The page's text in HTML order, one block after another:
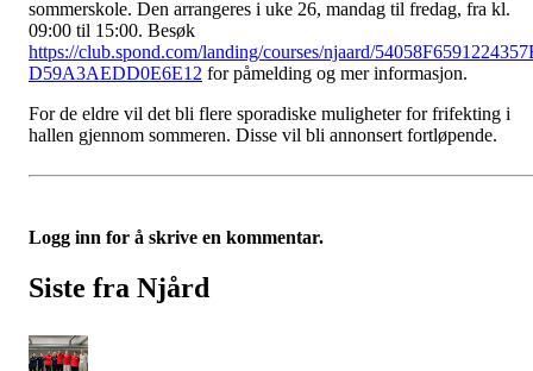
sommerskole. Den arrangeres i uke 26, mandag til fredag, fra kl.
09:00 til 15:00. Besøk
https://club.spond.com/landing/courses/njaard/
D59A3AEDD0E6E12 for påmelding og mer informasjon.
For de eldre vil det bli flere sporadiske muligheter for frifekting i
hallen gjennom sommeren. Disse vil bli annonsert fortløpende.
Logg inn for å skrive en kommentar.
Siste fra Njård